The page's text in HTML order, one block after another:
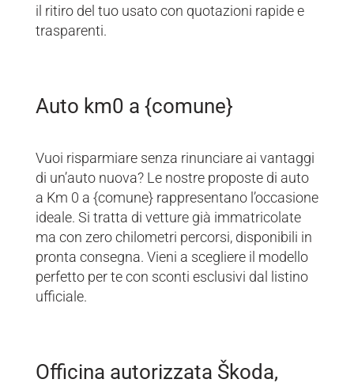
il ritiro del tuo usato con quotazioni rapide e
trasparenti.
Auto km0 a {comune}
Vuoi risparmiare senza rinunciare ai vantaggi
di un’auto nuova? Le nostre proposte di auto
a Km 0 a {comune} rappresentano l’occasione
ideale. Si tratta di vetture già immatricolate
ma con zero chilometri percorsi, disponibili in
pronta consegna. Vieni a scegliere il modello
perfetto per te con sconti esclusivi dal listino
ufficiale.
Officina autorizzata Škoda,